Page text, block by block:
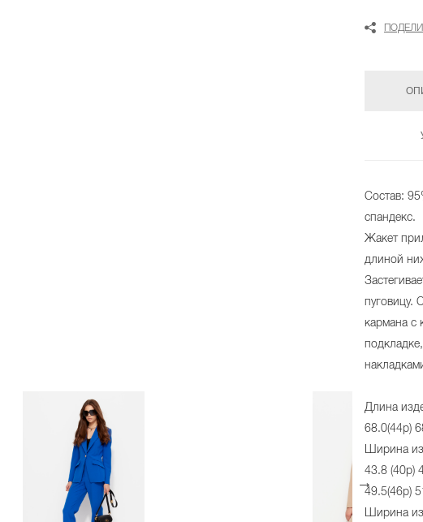
Состав:
спандекс.
Жакет
длиной
пуговицу.
кармана с
Длина
68.0(44р)
Ширина
43.8 (40р)
49.5(46р)
Ширина